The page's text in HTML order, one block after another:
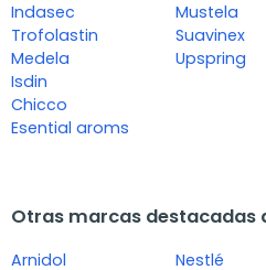
Indasec
Trofolastin
Medela
Isdin
Chicco
Esential aroms
Mustela
Suavinex
Upspring
Otras marcas destacadas
Arnidol
Nestlé